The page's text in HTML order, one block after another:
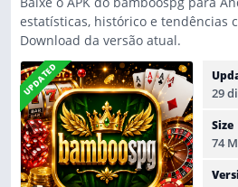
estatísticas, histórico e tendências
Download da versão atual.
UPDATED 29
Size
74